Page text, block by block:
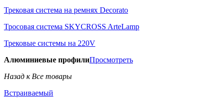
Трековая система на ремнях Decorato
Тросовая система SKYCROSS ArteLamp
Трековые системы на 220V
Алюминиевые профилиПросмотреть
Назад к Все товары
Встраиваемый